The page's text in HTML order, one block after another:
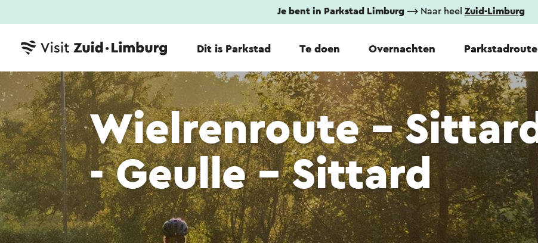
Je bent in Parkstad Limburg⟶ Naar heel Zuid-Limburg
Dit is Parkstad Te doen Overnachten Parkstadroute
Wielrenroute - Sittard
- Geulle - Sittard